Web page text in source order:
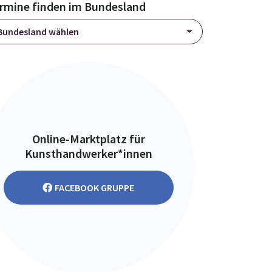
finden im Bundesland
wählen
Online-Marktplatz für
Kunsthandwerker*innen
FACEBOOK GRUPPE